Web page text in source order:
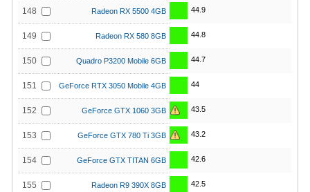
148 Radeon RX 5500 4GB 44.9
149 Radeon RX 580 8GB 44.8
150 Quadro P3200 Mobile 6GB 44.7
151 GeForce RTX 3050 Mobile 4GB 44
152 GeForce GTX 1060 3GB 43.5
153 GeForce GTX 780 Ti 3GB 43.2
154 GeForce GTX TITAN 6GB 42.6
155 Radeon R9 390X 8GB 42.5